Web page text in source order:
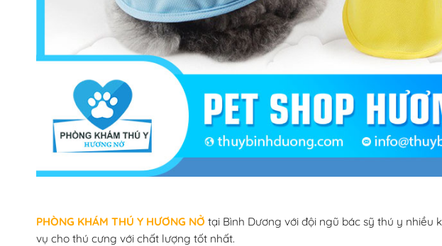
PHÒNG KHÁM THÚ Y HƯƠNG NỞtại Bình Dương với đội ngũ bác sỹ thú y nhiều
vụ cho thú cưng với chất lượng tốt nhất.